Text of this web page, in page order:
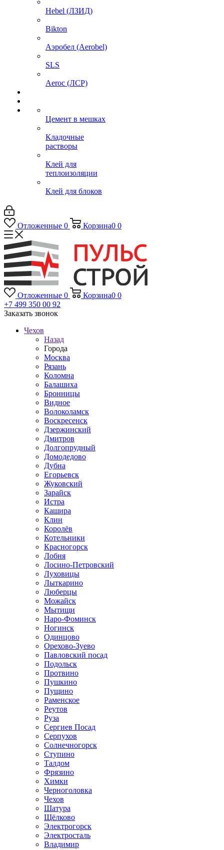
Hebel (ЛЗИД)
Bikton
Аэробел (Aerobel)
SLS
Aeroc (ЛСР)
Цемент в мешках
Кладочные
растворы
Клей для
теплоизоляции
Клей для блоков
Отложенные 0 Корзина0 0
Отложенные 0 Корзина0 0
+7 499 350 00 92
Заказать звонок
Чехов
Назад
Города
Москва
Рязань
Коломна
Балашиха
Бронницы
Видное
Волоколамск
Воскресенск
Дзержинский
Дмитров
Долгопрудный
Домодедово
Дубна
Егорьевск
Жуковский
Зарайск
Истра
Кашира
Клин
Королёв
Котельники
Красногорск
Лобня
Лосино-Петровский
Луховицы
Лыткарино
Люберцы
Можайск
Мытищи
Наро-Фоминск
Ногинск
Одинцово
Орехово-Зуево
Павловский посад
Подольск
Протвино
Пушкино
Пущино
Раменское
Реутов
Руза
Сергиев Посад
Серпухов
Солнечногорск
Ступино
Талдом
Фрязино
Химки
Черноголовка
Чехов
Шатура
Щёлково
Электрогорск
Электросталь
Владимир